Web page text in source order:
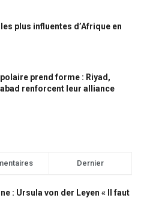
plus influentes d’Afrique en
prend forme : Riyad,
renforcent leur alliance
Dernier
: Ursula von der Leyen « Il faut